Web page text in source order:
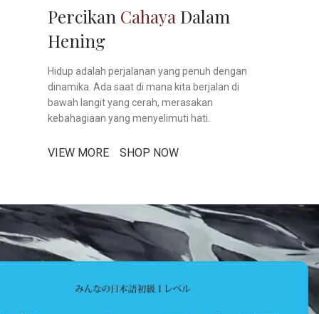
Percikan Cahaya Dalam
Hening
Hidup adalah perjalanan yang penuh dengan
dinamika. Ada saat di mana kita berjalan di
bawah langit yang cerah, merasakan
kebahagiaan yang menyelimuti hati.
VIEW MORE SHOP NOW